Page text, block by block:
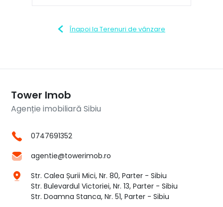
Înapoi la Terenuri de vânzare
Tower Imob
Agenție imobiliară Sibiu
0747691352
agentie@towerimob.ro
Str. Calea Șurii Mici, Nr. 80, Parter - Sibiu
Str. Bulevardul Victoriei, Nr. 13, Parter - Sibiu
Str. Doamna Stanca, Nr. 51, Parter - Sibiu